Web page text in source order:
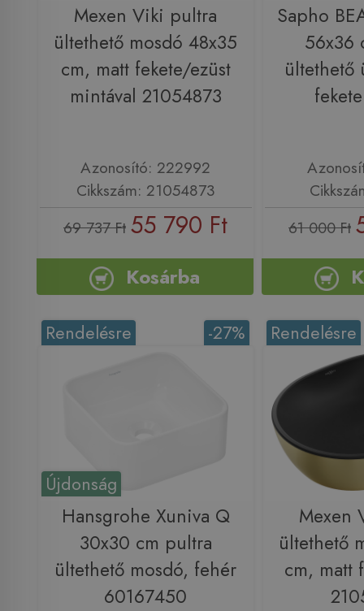
Mexen Viki pultra
ültethető mosdó 48x35
cm, matt fekete/ezüst
mintával 21054873
Azonosító: 222992
Cikkszám: 21054873
69 737 Ft 55 790 Ft
Kosárba
Sapho
56x36
ültethető
61 000 Ft
Újdonság
-27%
Rendelésre
Hansgrohe Xuniva Q
30x30 cm pultra
ültethető mosdó, fehér
60167450
Rendelésre
Mexen
ültethető
cm, matt